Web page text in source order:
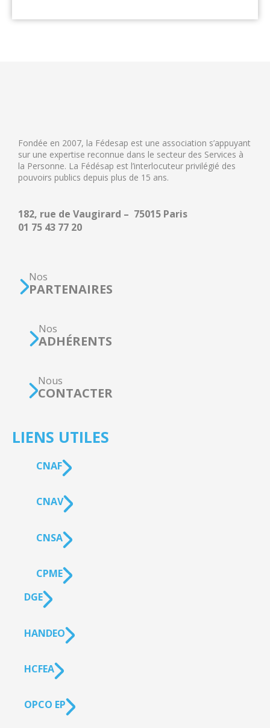
Fondée en 2007, la Fédesap est une association s’appuyant
sur une expertise reconnue dans le secteur des Services à
la Personne. La Fédésap est l’interlocuteur privilégié des
pouvoirs publics depuis plus de 15 ans.
182, rue de Vaugirard – 75015 Paris
01 75 43 77 20
Nos
PARTENAIRES
Nos
ADHÉRENTS
Nous
CONTACTER
LIENS UTILES
CNAF
CNAV
CNSA
CPME
DGE
HANDEO
HCFEA
OPCO EP